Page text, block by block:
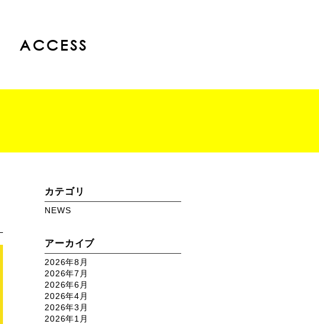
ACCESS
カテゴリ
NEWS
アーカイブ
2026年8月
2026年7月
2026年6月
2026年4月
2026年3月
2026年1月